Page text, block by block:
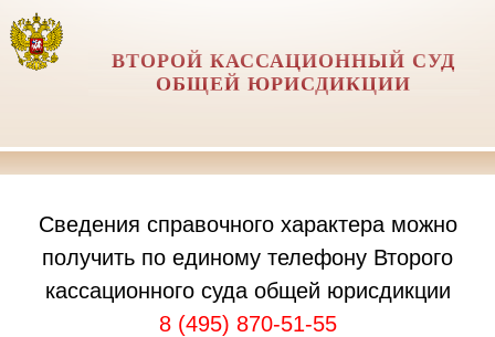
ВТОРОЙ КАССАЦИОННЫЙ СУД
ОБЩЕЙ ЮРИСДИКЦИИ
Сведения справочного характера можно
получить по единому телефону Второго
кассационного суда общей юрисдикции
8 (495) 870-51-55